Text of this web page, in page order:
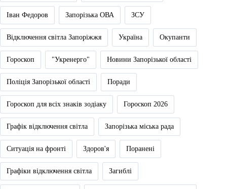
Іван Федоров Запорізька ОВА ЗСУ
Відключення світла Запоріжжя Україна Окупанти
Гороскоп "Укренерго" Новини Запорізької області
Поліція Запорізької області Поради
Гороскоп для всіх знаків зодіаку Гороскоп 2026
Графік відключення світла Запорізька міська рада
Ситуація на фронті Здоров'я Поранені
Графіки відключення світла Загиблі